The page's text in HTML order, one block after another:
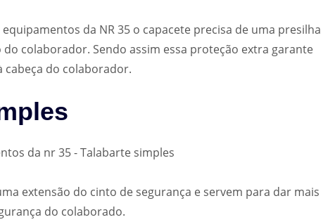
da NR 35 o capacete precisa de uma presilha
colaborador. Sendo assim essa proteção extra garante
cabeça do colaborador.
extensão do cinto de segurança e servem para dar mais
do colaborado.